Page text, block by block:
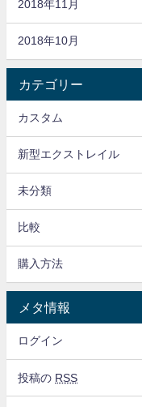
2018年11月
2018年10月
カテゴリー
カスタム
新型エクストレイル
未分類
比較
購入方法
メタ情報
ログイン
投稿の RSS